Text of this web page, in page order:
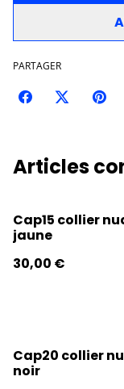
PARTAGER
Articles
Cap15 collier
jaune
30,00 €
Cap20 collier
noir